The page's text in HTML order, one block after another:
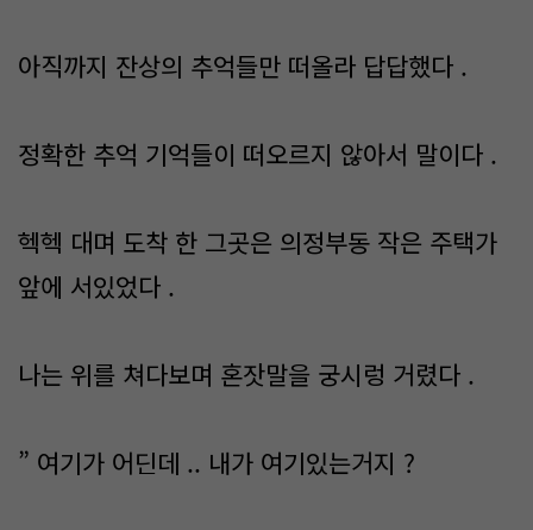
아직까지 잔상의 추억들만 떠올라 답답했다 .
정확한 추억 기억들이 떠오르지 않아서 말이다 .
헥헥 대며 도착 한 그곳은 의정부동 작은 주택가
앞에 서있었다 .
나는 위를 쳐다보며 혼잣말을 궁시렁 거렸다 .
” 여기가 어딘데 .. 내가 여기있는거지 ?